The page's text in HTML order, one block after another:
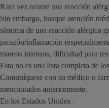
Rara vez ocurre una reacción
Sin embargo, busque atención
síntoma de una reacción alérgica
picazón/inflamación
mareos intensos, dificultad para
Esta no es una lista completa de
Comuníquese con su médico o
mencionados anteriormente.
En los Estados Unidos -